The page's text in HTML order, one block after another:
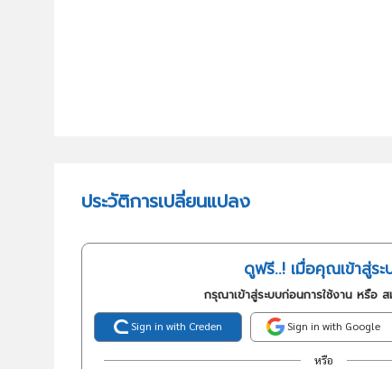
ประวัติการเปลี่ยนแปลง
ดูฟรี..! เมื่อคุณเข้าสู่ระ
กรุณาเข้าสู่ระบบก่อนการใช้งาน หรือ
Sign in with Creden Sign in with Google
หรือ